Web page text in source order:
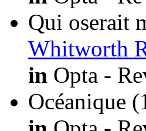
Qui oserait
Whitworth
in Opta -
Océanique